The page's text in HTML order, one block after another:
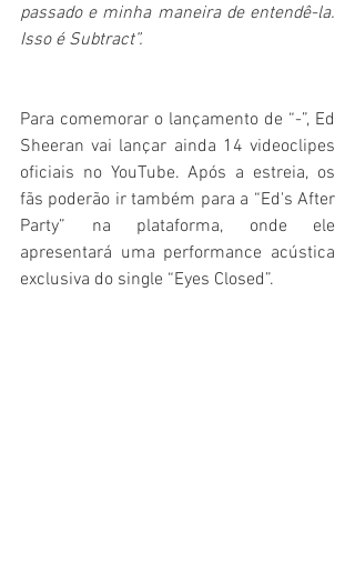
passado e minha maneira de entendê-la.
Isso é Subtract”.
Para comemorar o lançamento de “-”, Ed
Sheeran vai lançar ainda 14 videoclipes
oficiais no YouTube. Após a estreia, os
fãs poderão ir também para a “Ed's After
Party” na plataforma, onde ele
apresentará uma performance acústica
exclusiva do single “Eyes Closed”.